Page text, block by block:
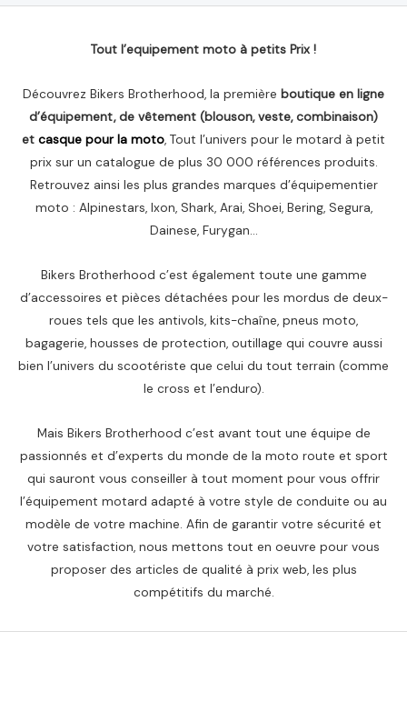
Tout l’equipement moto à petits Prix !
Découvrez Bikers Brotherhood, la première boutique en ligne
d’équipement, de vêtement (blouson, veste, combinaison)
et casque pour la moto, Tout l’univers pour le motard à petit
prix sur un catalogue de plus 30 000 références produits.
Retrouvez ainsi les plus grandes marques d’équipementier
moto : Alpinestars, Ixon, Shark, Arai, Shoei, Bering, Segura,
Dainese, Furygan…
Bikers Brotherhood c’est également toute une gamme
d’accessoires et pièces détachées pour les mordus de deux-
roues tels que les antivols, kits-chaîne, pneus moto,
bagagerie, housses de protection, outillage qui couvre aussi
bien l’univers du scootériste que celui du tout terrain (comme
le cross et l’enduro).
Mais Bikers Brotherhood c’est avant tout une équipe de
passionnés et d’experts du monde de la moto route et sport
qui sauront vous conseiller à tout moment pour vous offrir
l’équipement motard adapté à votre style de conduite ou au
modèle de votre machine. Afin de garantir votre sécurité et
votre satisfaction, nous mettons tout en oeuvre pour vous
proposer des articles de qualité à prix web, les plus
compétitifs du marché.